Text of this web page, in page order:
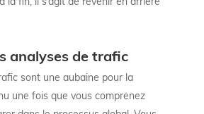
analyses de trafic
sont une aubaine pour la
une fois que vous comprenez